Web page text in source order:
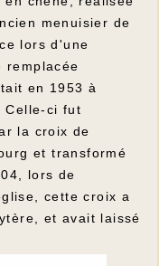
menuisier de
lors d'une
remplacée
en 1953 à
Celle-ci fut
la croix de
et transformé
lors de
cette croix a
et avait laissé